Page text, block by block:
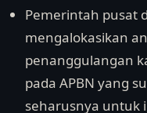
Pemerintah pusat
mengalokasikan
penanggulangan
pada APBN yang
seharusnya untuk